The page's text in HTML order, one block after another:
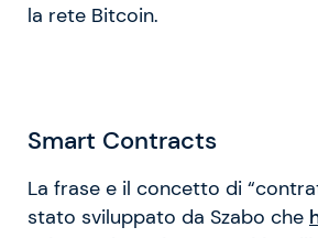
la rete Bitcoin.
Smart Contracts
La frase e il concetto di
stato sviluppato da Szabo che